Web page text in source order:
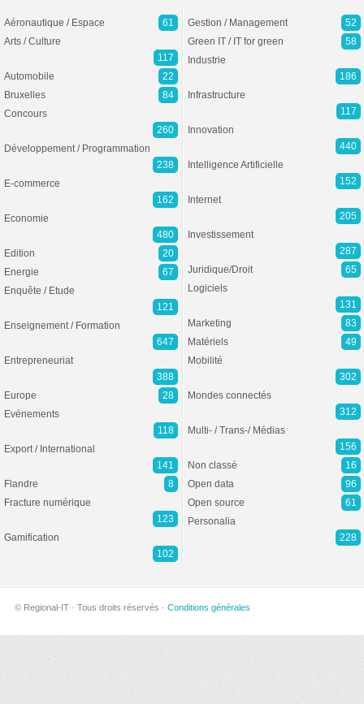
Aéronautique / Espace
61
Arts / Culture
117
Automobile
22
Bruxelles
84
Concours
260
Développement / Programmation
238
E-commerce
162
Economie
480
Edition
20
Energie
67
Enquête / Etude
121
Enseignement / Formation
647
Entrepreneuriat
388
Europe
28
Evénements
118
Export / International
141
Flandre
8
Fracture numérique
123
Gamification
102
Gestion / Management
52
Green IT / IT for green
58
Industrie
186
Infrastructure
117
Innovation
440
Intelligence Artificielle
152
Internet
205
Investissement
287
Juridique/Droit
65
Logiciels
131
Marketing
83
Matériels
49
Mobilité
302
Mondes connectés
312
Multi- / Trans-/ Médias
156
Non classé
16
Open data
96
Open source
61
Personalia
228
© Regional-IT · Tous droits réservés · Conditions générales